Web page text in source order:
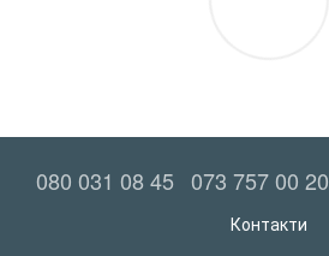
080 031 08 45 073 757 00 20
Контакти